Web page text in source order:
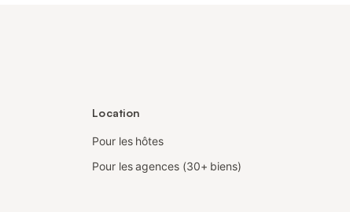
Location
Pour les hôtes
Pour les agences (30+ biens)